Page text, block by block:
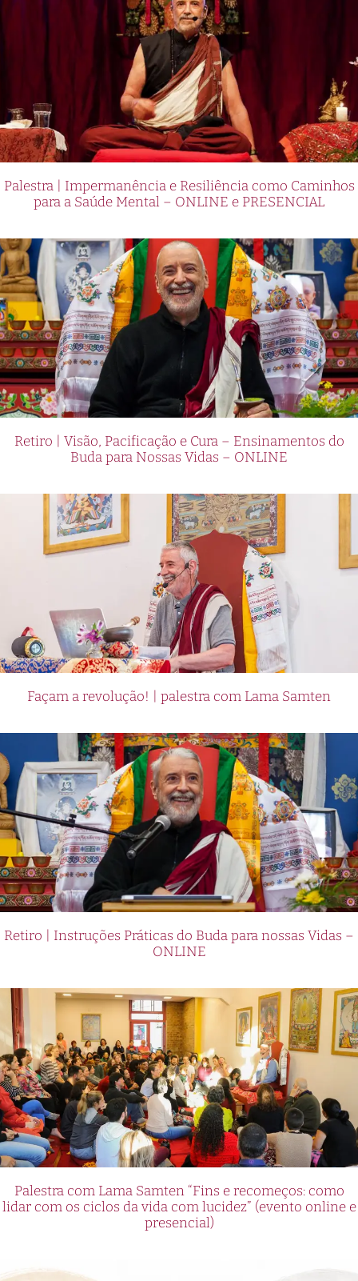
Palestra | Impermanência e Resiliência como Caminhos
para a Saúde Mental – ONLINE e PRESENCIAL
Retiro | Visão, Pacificação e Cura – Ensinamentos do
Buda para Nossas Vidas – ONLINE
Façam a revolução! | palestra com Lama Samten
Retiro | Instruções Práticas do Buda para nossas Vidas –
ONLINE
Palestra com Lama Samten “Fins e recomeços: como
lidar com os ciclos da vida com lucidez” (evento online e
presencial)